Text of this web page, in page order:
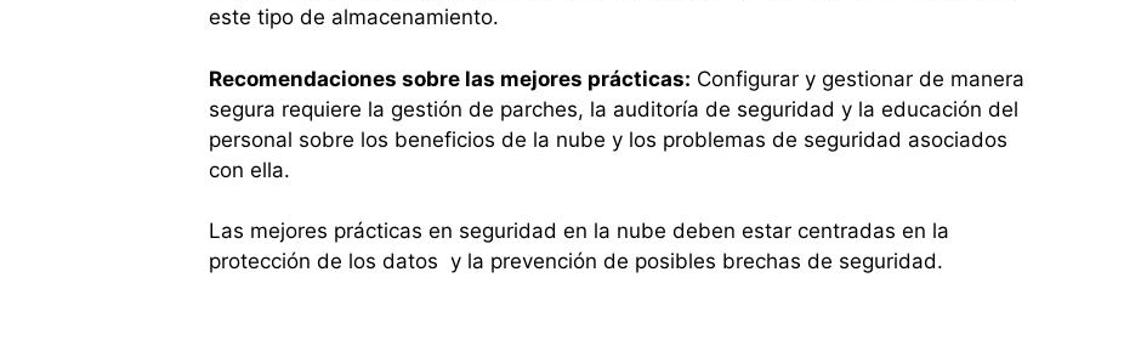
este tipo de almacenamiento.
Recomendaciones sobre las mejores prácticas: Configurar y gestionar de manera
segura requiere la gestión de parches, la auditoría de seguridad y la educación del
personal sobre los beneficios de la nube y los problemas de seguridad asociados
con ella.
Las mejores prácticas en seguridad en la nube deben estar centradas en la
protección de los datos y la prevención de posibles brechas de seguridad.